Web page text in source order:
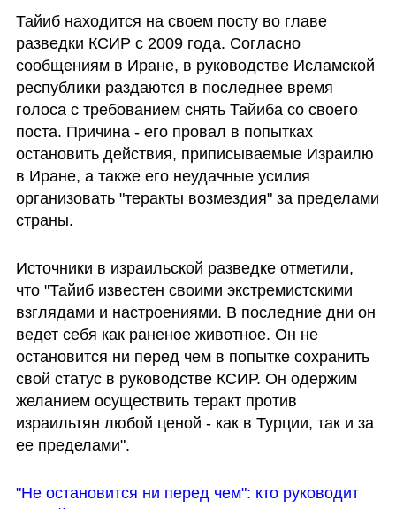
Тайиб находится на своем посту во главе
разведки КСИР с 2009 года. Согласно
сообщениям в Иране, в руководстве Исламской
республики раздаются в последнее время
голоса с требованием снять Тайиба со своего
поста. Причина - его провал в попытках
остановить действия, приписываемые Израилю
в Иране, а также его неудачные усилия
организовать "теракты возмездия" за пределами
страны.
Источники в израильской разведке отметили,
что "Тайиб известен своими экстремистскими
взглядами и настроениями. В последние дни он
ведет себя как раненое животное. Он не
остановится ни перед чем в попытке сохранить
свой статус в руководстве КСИР. Он одержим
желанием осуществить теракт против
израильтян любой ценой - как в Турции, так и за
ее пределами".
"Не остановится ни перед чем": кто руководит